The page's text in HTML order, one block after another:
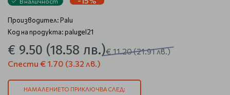
Производител:Palu
Код на продукта: palugel21
€ 9.50 (18.58 лв.)€ 11.20(21.91 лв.)
Спести € 1.70 (3.32 лв.)
НАМАЛЕНИЕТО ПРИКЛЮЧВА СЛЕД: